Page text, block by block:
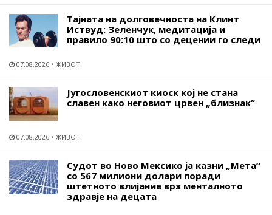
Тајната на долговечноста на Клинт
Иствуд: Зеленчук, медитација и
правило 90:10 што со децении го следи
07.08.2026 ЖИВОТ
Југословенскиот киоск кој не стана
славен како неговиот црвен „близнак“
07.08.2026 ЖИВОТ
Судот во Ново Мексико ја казни „Мета“
со 567 милиони долари поради
штетното влијание врз менталното
здравје на децата